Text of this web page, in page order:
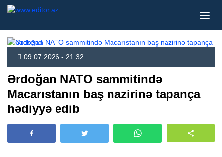
09.07.2026 - 21:32
Ərdoğan NATO sammitində
Macarıstanın baş nazirinə tapança
hədiyyə edib